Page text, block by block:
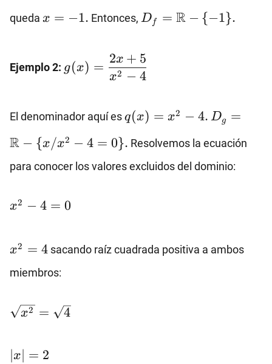
queda x=-1.
x = −1. Entonces,D_f=\mathbb{R}-
\{-1\}.
D f = R − {−1}.
Ejemplo 2:
g(x)=\dfrac{2x+5}
{x^2-4}
g(x) =
x2 − 4
2x + 5
El denominador aquí es q(x)=x^2-
4.
q(x) = x2 − 4.
\{x/x^2-
Dg =
R − {x/x2 − 4 = 0}. Resolvemos la ecuación
para conocer los valores excluidos del dominio:
x^2-
x2 − 4 = 0
x^2=4
x2 = 4 sacando raíz cuadrada positiva a ambos
miembros:
\sqrt{x^2}=\sqrt{4}
x2 = 4
|x|=2
x = 2